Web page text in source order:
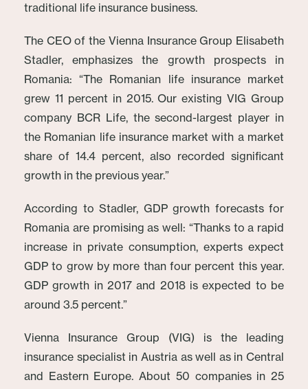
traditional life insurance business.
The CEO of the Vienna Insurance Group Elisabeth
Stadler, emphasizes the growth prospects in
Romania: “The Romanian life insurance market
grew 11 percent in 2015. Our existing VIG Group
company BCR Life, the second-largest player in
the Romanian life insurance market with a market
share of 14.4 percent, also recorded significant
growth in the previous year.”
According to Stadler, GDP growth forecasts for
Romania are promising as well: “Thanks to a rapid
increase in private consumption, experts expect
GDP to grow by more than four percent this year.
GDP growth in 2017 and 2018 is expected to be
around 3.5 percent.”
Vienna Insurance Group (VIG) is the leading
insurance specialist in Austria as well as in Central
and Eastern Europe. About 50 companies in 25